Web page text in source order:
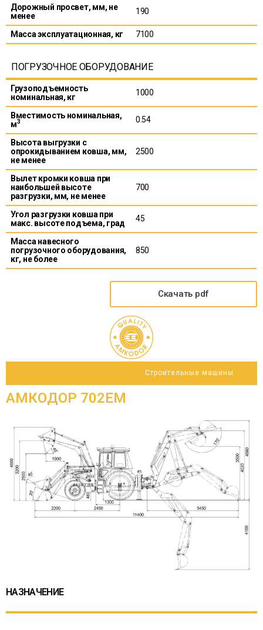
Дорожный просвет, мм, не
менее
190
Масса эксплуатационная, кг 7100
ПОГРУЗОЧНОЕ ОБОРУДОВАНИЕ
Грузоподъемность
номинальная, кг
1000
Вместимость номинальная,
м3 0.54
Высота выгрузки с
опрокидыванием ковша, мм,
не менее
2500
Вылет кромки ковша при
наибольшей высоте
разгрузки, мм, не менее
700
Угол разгрузки ковша при
макс. высоте подъема, град
45
Масса навесного
погрузочного оборудования,
кг, не более
850
Скачать pdf
Строительные машины
АМКОДОР 702ЕМ
НАЗНАЧЕНИЕ